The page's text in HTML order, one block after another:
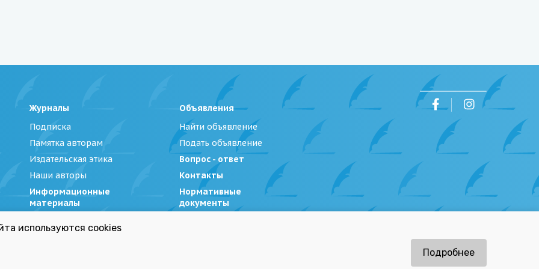
Журналы
Подписка
Памятка авторам
Издательская этика
Наши авторы
Информационные
материалы
Объявления
Найти объявление
Подать объявление
Вопрос - ответ
Контакты
Нормативные
документы
|Политика обработки персональных данных
используются cookies
Подробнее